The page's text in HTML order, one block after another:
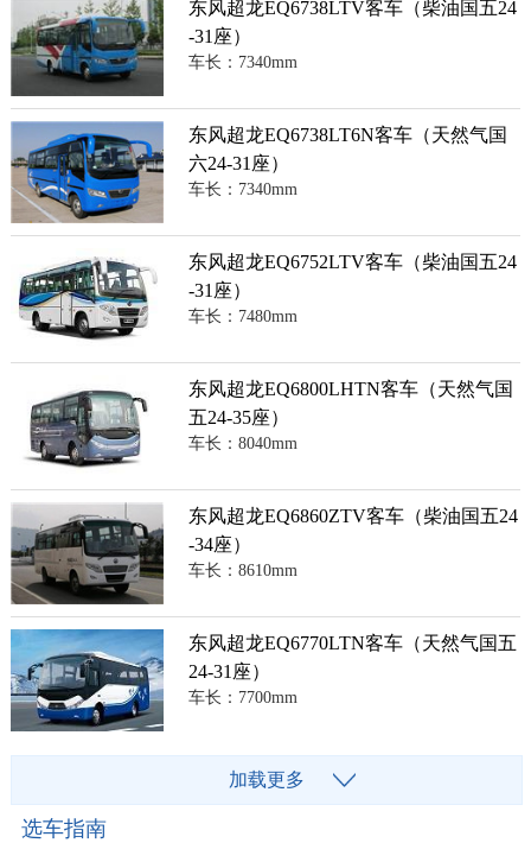
东风超龙EQ6738LTV客车（柴油国五24
-31座）
车长：7340mm
东风超龙EQ6738LT6N客车（天然气国
六24-31座）
车长：7340mm
东风超龙EQ6752LTV客车（柴油国五24
-31座）
车长：7480mm
东风超龙EQ6800LHTN客车（天然气国
五24-35座）
车长：8040mm
东风超龙EQ6860ZTV客车（柴油国五24
-34座）
车长：8610mm
东风超龙EQ6770LTN客车（天然气国五
24-31座）
车长：7700mm
加载更多
选车指南